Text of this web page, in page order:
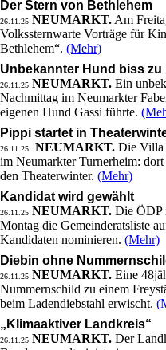
Der Stern von Bethlehem
26.11.25 NEUMARKT. Am
Volkssternwarte Vorträge für
Bethlehem“. (Mehr)
Unbekannter Hund biss zu
26.11.25 NEUMARKT. Ein
Nachmittag im Neumarkter
eigenen Hund Gassi führte.
Pippi startet in
26.11.25 NEUMARKT. Die Villa
im Neumarkter Turnerheim:
den Theaterwinter. (Mehr)
Kandidat wird gewählt
26.11.25 NEUMARKT. Die ÖDP
Montag die Gemeinderatsliste
Kandidaten nominieren. (Mehr)
Diebin ohne
26.11.25 NEUMARKT. Eine
Nummernschild zu einem
beim Ladendiebstahl erwischt.
„Klimaaktiver Landkreis“
26.11.25 NEUMARKT. Der